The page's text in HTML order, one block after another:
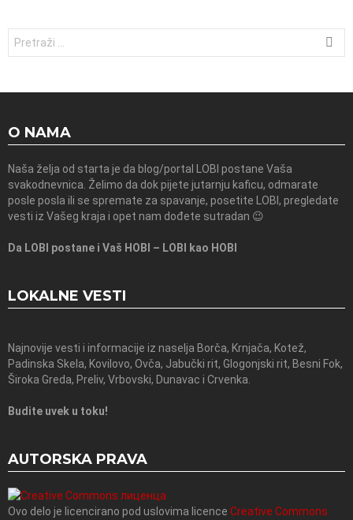
O NAMA
Naša želja od starta je da blog/portal LOBI postane Vaša
svakodnevnica. Želimo da dok pijete jutarnju kaficu, odmarate
posle posla ili se spremate za spavanje, posetite LOBI, pregledate
vesti iz Vašeg kraja i opet nam dođete sutradan 😉
Da LOBI postane i Vaš HOBI – LOBI kao HOBI
LOKALNE VESTI
Najnovije vesti i informacije iz naselja Borča, Krnjača, Kotež,
Padinska Skela, Kovilovo, Ovča, Jabučki rit, Glogonjski rit, Besni Fok,
Široka Greda, Preliv, Vrbovski, Dunavac i Crvenka.
Budite uvek u toku!
AUTORSKA PRAVA
Ovo delo je licencirano pod uslovima licence Creative Commons